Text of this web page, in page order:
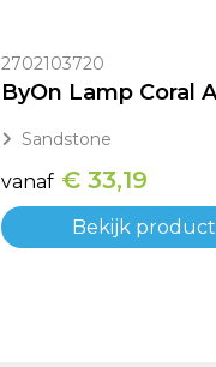
2702103720
Sandstone
vanaf € 33,19
Bekijk product